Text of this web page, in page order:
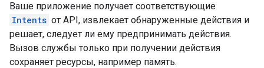
Ваше приложение получает соответствующие
Intents от API, извлекает обнаруженные действия и
решает, следует ли ему предпринимать действия.
Вызов службы только при получении действия
сохраняет ресурсы, например память.